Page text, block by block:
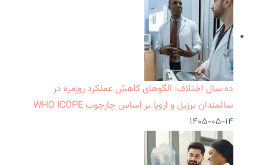
ده سال اختلاف: الگوهای کاهش عملکرد روزمره در
سالمندان برزیل و اروپا بر اساس چارچوب WHO ICOPE
۱۴۰۵-۰۵-۱۴